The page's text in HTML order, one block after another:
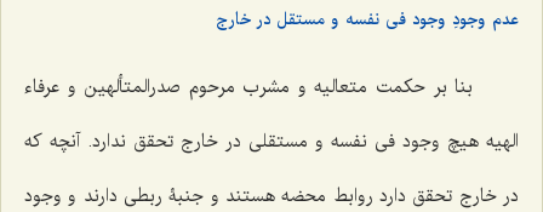
عدم وجودِ وجود فی نفسه و مستقل در خارج
بنا بر حکمت متعالیه و مشرب مرحوم صدرالمتألهین و عرفاء
الهیه هیچ وجود فی نفسه و مستقلی در خارج تحقق ندارد. آنچه که
در خارج تحقق دارد روابط محضه هستند و جنبۀ ربطی دارند و وجود